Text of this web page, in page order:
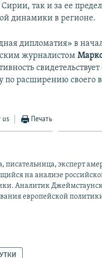
так и за ее
динамики в регионе.
дипломатия» в
журналистом
по расширению своего
us Печать
писательница, эксперт
на анализе
Аналитик
европейской